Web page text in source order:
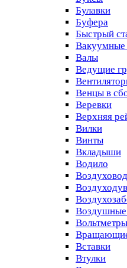
Булавки
Буфера
Быстрый
Вакуумные
Валы
Ведущие
Венцы в
Веревки
Верхняя
Вилки
Винты
Вкладыши
Водило
Воздушные
Вольтметры
Вставки
Втулки